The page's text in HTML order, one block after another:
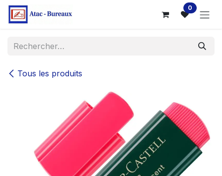
Se rendre au contenu 0
Tous les produits